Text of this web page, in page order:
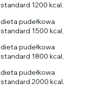
standard 1200 kcal,
dieta pudełkowa
standard 1500 kcal,
dieta pudełkowa
standard 1800 kcal,
dieta pudełkowa
standard 2000 kcal,